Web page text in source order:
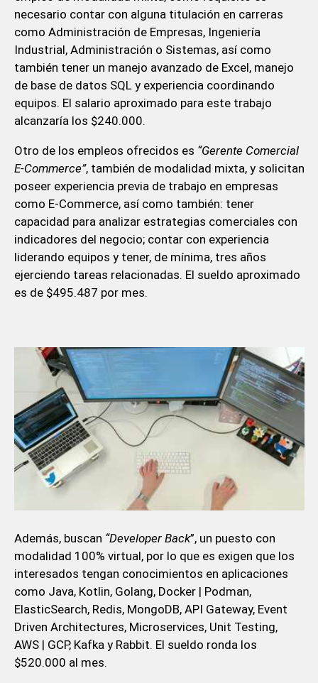
necesario contar con alguna titulación en carreras
como Administración de Empresas, Ingeniería
Industrial, Administración o Sistemas, así como
también tener un manejo avanzado de Excel, manejo
de base de datos SQL y experiencia coordinando
equipos. El salario aproximado para este trabajo
alcanzaría los $240.000.
Otro de los empleos ofrecidos es “Gerente Comercial
E-Commerce”, también de modalidad mixta, y solicitan
poseer experiencia previa de trabajo en empresas
como E-Commerce, así como también: tener
capacidad para analizar estrategias comerciales con
indicadores del negocio; contar con experiencia
liderando equipos y tener, de mínima, tres años
ejerciendo tareas relacionadas. El sueldo aproximado
es de $495.487 por mes.
Además, buscan “Developer Back”, un puesto con
modalidad 100% virtual, por lo que es exigen que los
interesados tengan conocimientos en aplicaciones
como Java, Kotlin, Golang, Docker | Podman,
ElasticSearch, Redis, MongoDB, API Gateway, Event
Driven Architectures, Microservices, Unit Testing,
AWS | GCP, Kafka y Rabbit. El sueldo ronda los
$520.000 al mes.